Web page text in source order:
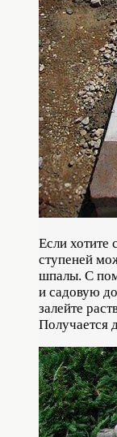
Если хотите
ступеней
шпалы. С
и садовую
залейте
Получается